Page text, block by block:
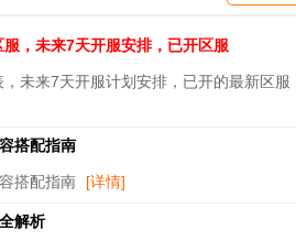
，未来7天开服安排，已开区服
未来7天开服计划安排，已开的最新区服
搭配指南
搭配指南 [详情]
解析